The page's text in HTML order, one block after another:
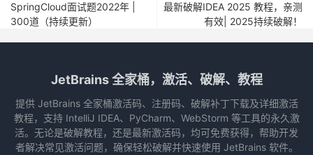
SpringCloud面试题2022年 |
300道（持续更新）
最新破解IDEA 2025 教程，亲测
有效| 2025持续破解！
JetBrains 全家桶，激活、破解、教程
提供 JetBrains 全家桶激活码、注册码、破解补丁下载及详细激活
教程，支持 IntelliJ IDEA、PyCharm、WebStorm 等工具的永久激
活。无论是破解教程，还是最新激活码，均可免费获得，帮助开发
者解决常见激活问题，确保轻松破解并快速使用 JetBrains 软件。